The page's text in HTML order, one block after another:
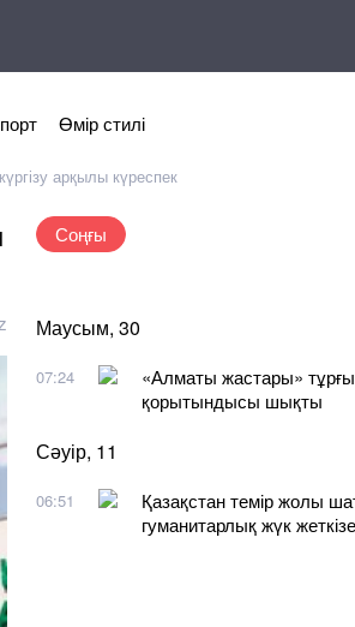
Өмір стилі
арқылы күреспек
Соңғы
Маусым, 30
07:24
«Алматы жастары»
қорытындысы шықты
Сәуір, 11
06:51
Қазақстан темір жолы
гуманитарлық жүк